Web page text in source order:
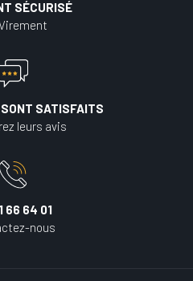
SÉCURISÉ
SATISFAITS
leurs avis
66 64 01
nous